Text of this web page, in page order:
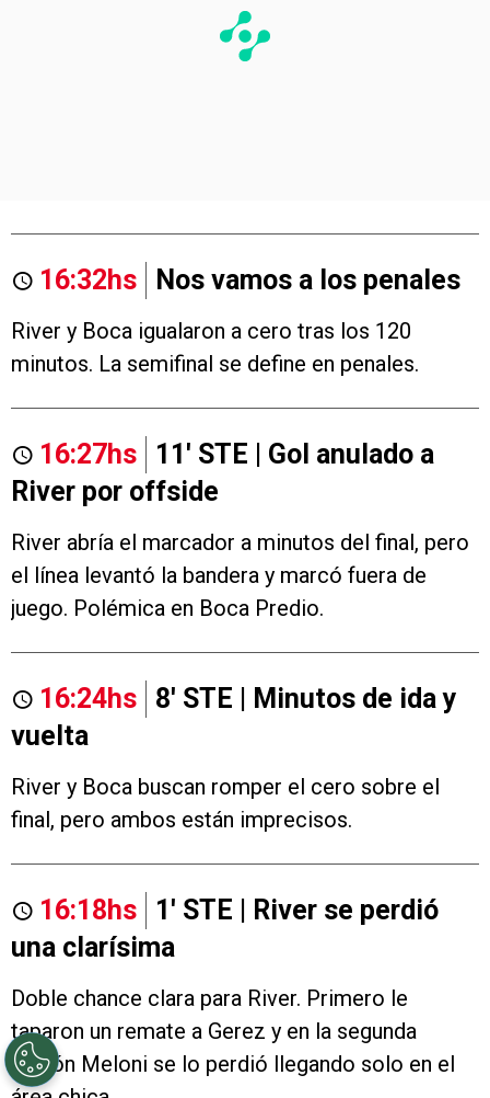
16:32hs Nos vamos a los penales
River y Boca igualaron a cero tras los 120
minutos. La semifinal se define en penales.
16:27hs
11' STE | Gol anulado a
River por offside
River abría el marcador a minutos del final, pero
el línea levantó la bandera y marcó fuera de
juego. Polémica en Boca Predio.
16:24hs
8' STE | Minutos de ida y
vuelta
River y Boca buscan romper el cero sobre el
final, pero ambos están imprecisos.
16:18hs
1' STE | River se perdió
una clarísima
Doble chance clara para River. Primero le
taparon un remate a Gerez y en la segunda
acción Meloni se lo perdió llegando solo en el